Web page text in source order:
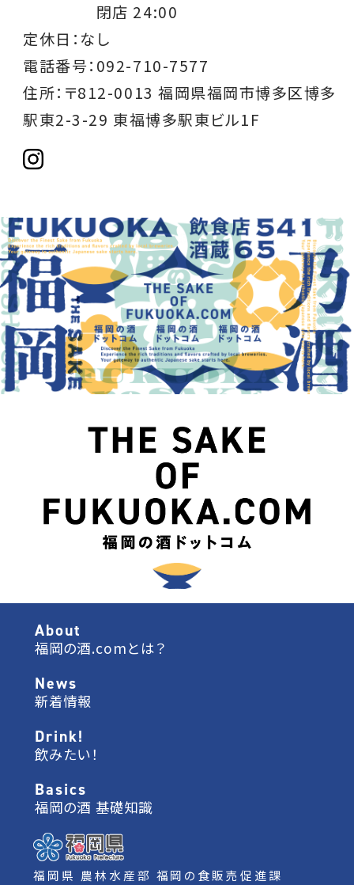
閉店 24:00
定休日：なし
電話番号：092-710-7577
住所：〒812-0013 福岡県福岡市博多区博多
駅東2-3-29 東福博多駅東ビル1F
About
福岡の酒.comとは？
News
新着情報
Drink!
飲みたい！
Basics
福岡の酒 基礎知識
福岡県 農林水産部 福岡の食販売促進課